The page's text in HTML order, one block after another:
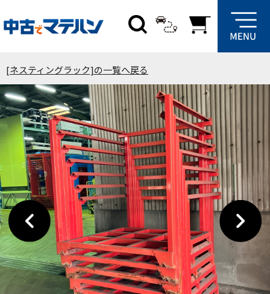
[ネスティングラック]の一覧へ戻る